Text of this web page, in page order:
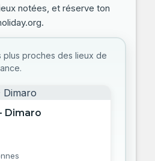
notées, et réserve ton
plus proches des lieux de
Dimaro